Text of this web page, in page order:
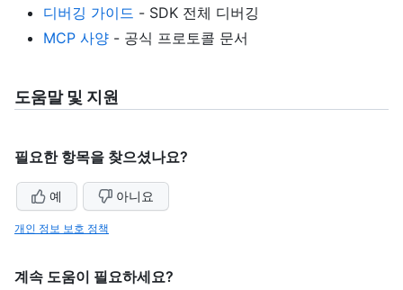
디버깅 가이드 - SDK 전체 디버깅
MCP 사양 - 공식 프로토콜 문서
도움말 및 지원
필요한 항목을 찾으셨나요?
예 아니요
개인 정보 보호 정책
계속 도움이 필요하세요?